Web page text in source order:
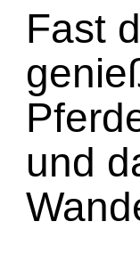
Fast
und